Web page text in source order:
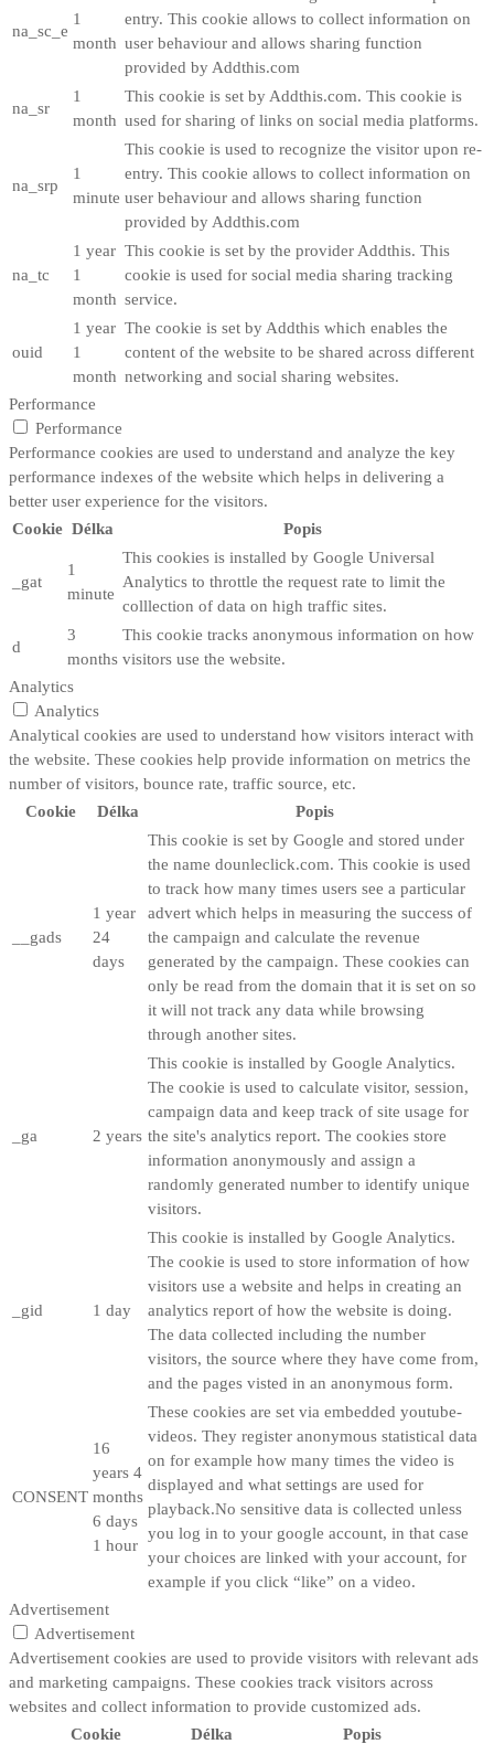
na_sc_e
1
month
entry. This cookie allows to collect information on
user behaviour and allows sharing function
provided by Addthis.com
na_sr
1
month
This cookie is set by Addthis.com. This cookie is
used for sharing of links on social media platforms.
na_srp
1
minute
This cookie is used to recognize the visitor upon re-
entry. This cookie allows to collect information on
user behaviour and allows sharing function
provided by Addthis.com
na_tc
1 year
1
month
This cookie is set by the provider Addthis. This
cookie is used for social media sharing tracking
service.
ouid
1 year
1
month
The cookie is set by Addthis which enables the
content of the website to be shared across different
networking and social sharing websites.
Performance
Performance
Performance cookies are used to understand and analyze the key
performance indexes of the website which helps in delivering a
better user experience for the visitors.
Cookie Délka Popis
_gat
1
minute
This cookies is installed by Google Universal
Analytics to throttle the request rate to limit the
colllection of data on high traffic sites.
d
3
months
This cookie tracks anonymous information on how
visitors use the website.
Analytics
Analytics
Analytical cookies are used to understand how visitors interact with
the website. These cookies help provide information on metrics the
number of visitors, bounce rate, traffic source, etc.
Cookie
Délka Popis
__gads
1 year
24
days
This cookie is set by Google and stored under
the name dounleclick.com. This cookie is used
to track how many times users see a particular
advert which helps in measuring the success of
the campaign and calculate the revenue
generated by the campaign. These cookies can
only be read from the domain that it is set on so
it will not track any data while browsing
through another sites.
_ga 2 years
This cookie is installed by Google Analytics.
The cookie is used to calculate visitor, session,
campaign data and keep track of site usage for
the site's analytics report. The cookies store
information anonymously and assign a
randomly generated number to identify unique
visitors.
_gid 1 day
This cookie is installed by Google Analytics.
The cookie is used to store information of how
visitors use a website and helps in creating an
analytics report of how the website is doing.
The data collected including the number
visitors, the source where they have come from,
and the pages visted in an anonymous form.
CONSENT
16
years 4
months
6 days
1 hour
These cookies are set via embedded youtube-
videos. They register anonymous statistical data
on for example how many times the video is
displayed and what settings are used for
playback.No sensitive data is collected unless
you log in to your google account, in that case
your choices are linked with your account, for
example if you click “like” on a video.
Advertisement
Advertisement
Advertisement cookies are used to provide visitors with relevant ads
and marketing campaigns. These cookies track visitors across
websites and collect information to provide customized ads.
Cookie
Délka Popis